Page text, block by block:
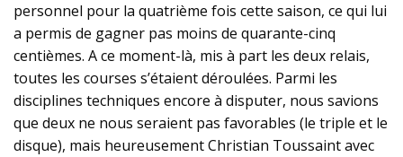
personnel pour la quatrième fois cette saison, ce qui lui
a permis de gagner pas moins de quarante-cinq
centièmes. A ce moment-là, mis à part les deux relais,
toutes les courses s’étaient déroulées. Parmi les
disciplines techniques encore à disputer, nous savions
que deux ne nous seraient pas favorables (le triple et le
disque), mais heureusement Christian Toussaint avec